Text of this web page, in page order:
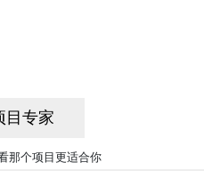
目专家
那个项目更适合你